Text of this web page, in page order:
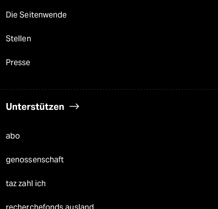
Die Seitenwende
Stellen
Presse
Unterstützen
abo
genossenschaft
taz zahl ich